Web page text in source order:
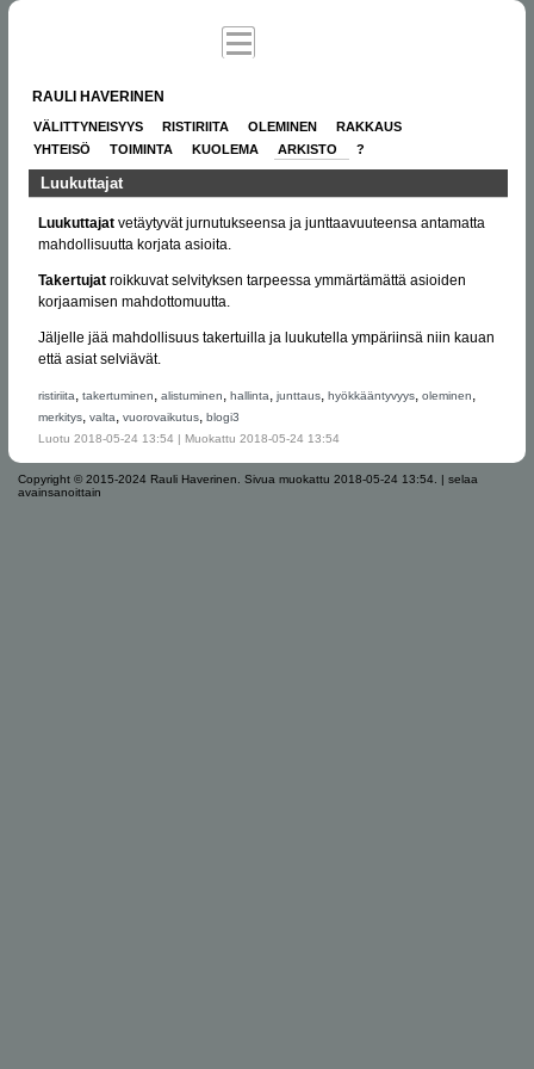
RAULI HAVERINEN
VÄLITTYNEISYYS RISTIRIITA OLEMINEN
RAKKAUS
YHTEISÖ
TOIMINTA KUOLEMA ARKISTO ?
Luukuttajat
Luukuttajatvetäytyvät jurnutukseensa ja junttaavuuteensa antamatta
mahdollisuutta korjata asioita.
Takertujatroikkuvat selvityksen tarpeessa ymmärtämättä asioiden
korjaamisen mahdottomuutta.
Jäljelle jää mahdollisuus takertuilla ja luukutella ympäriinsä niin kauan
että asiat selviävät.
ristiriita, takertuminen, alistuminen, hallinta, junttaus, hyökkääntyvyys, oleminen,
merkitys, valta, vuorovaikutus, blogi3
Luotu 2018-05-24 13:54 | Muokattu 2018-05-24 13:54
Copyright © 2015-2024 Rauli Haverinen. Sivua muokattu 2018-05-24 13:54. | selaa
avainsanoittain